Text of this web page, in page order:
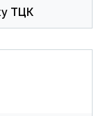
ТЦК